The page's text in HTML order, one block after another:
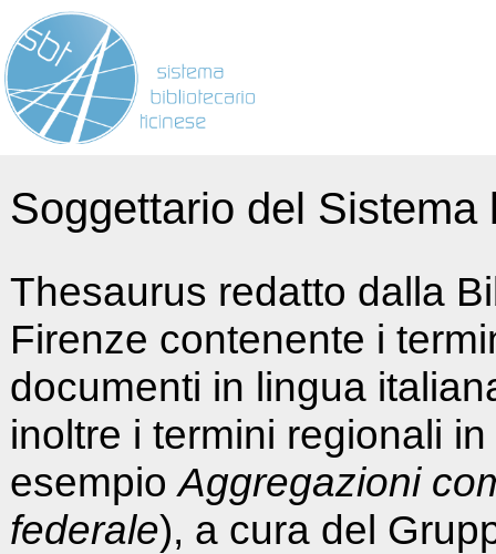
Soggettario del
Thesaurus redatto dalla
Firenze contenente i
documenti in lingua
inoltre i termini regionali
esempioAggregazioni
federale), a cura del